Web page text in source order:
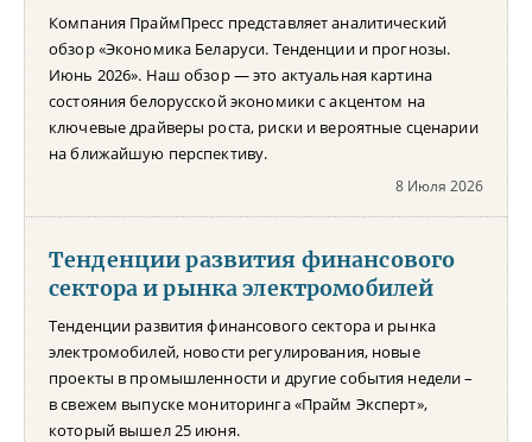
Компания ПраймПресс представляет аналитический
обзор «Экономика Беларуси. Тенденции и прогнозы.
Июнь 2026». Наш обзор — это актуальная картина
состояния белорусской экономики с акцентом на
ключевые драйверы роста, риски и вероятные сценарии
на ближайшую перспективу.
8 Июля 2026
Тенденции развития финансового
сектора и рынка электромобилей
Тенденции развития финансового сектора и рынка
электромобилей, новости регулирования, новые
проекты в промышленности и другие события недели –
в свежем выпуске мониторинга «Прайм Эксперт»,
который вышел 25 июня.